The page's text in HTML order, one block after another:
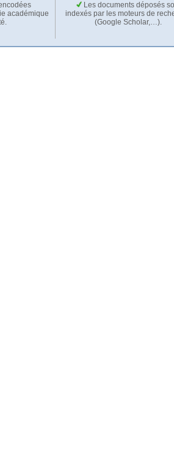
académique
Les documents déposés
indexés par les moteurs de
(Google Scholar,…).